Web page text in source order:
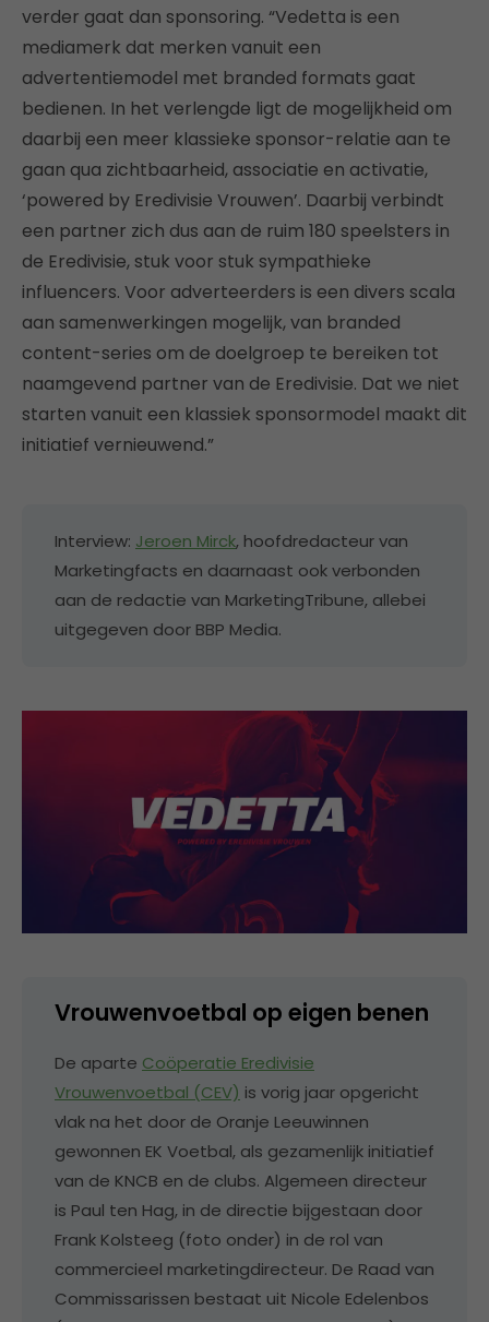
verder gaat dan sponsoring. “Vedetta is een
mediamerk dat merken vanuit een
advertentiemodel met branded formats gaat
bedienen. In het verlengde ligt de mogelijkheid om
daarbij een meer klassieke sponsor-relatie aan te
gaan qua zichtbaarheid, associatie en activatie,
‘powered by Eredivisie Vrouwen’. Daarbij verbindt
een partner zich dus aan de ruim 180 speelsters in
de Eredivisie, stuk voor stuk sympathieke
influencers. Voor adverteerders is een divers scala
aan samenwerkingen mogelijk, van branded
content-series om de doelgroep te bereiken tot
naamgevend partner van de Eredivisie. Dat we niet
starten vanuit een klassiek sponsormodel maakt dit
initiatief vernieuwend.”
Interview: Jeroen Mirck, hoofdredacteur van
Marketingfacts en daarnaast ook verbonden
aan de redactie van MarketingTribune, allebei
uitgegeven door BBP Media.
Vrouwenvoetbal op eigen benen
De aparte Coöperatie Eredivisie
Vrouwenvoetbal (CEV) is vorig jaar opgericht
vlak na het door de Oranje Leeuwinnen
gewonnen EK Voetbal, als gezamenlijk initiatief
van de KNCB en de clubs. Algemeen directeur
is Paul ten Hag, in de directie bijgestaan door
Frank Kolsteeg (foto onder) in de rol van
commercieel marketingdirecteur. De Raad van
Commissarissen bestaat uit Nicole Edelenbos